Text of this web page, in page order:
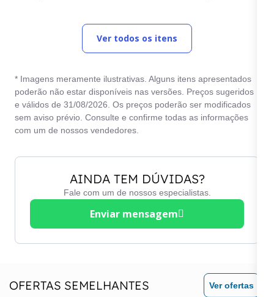
Computador de bordo
Direção elétrica
Travas elétricas
Ver todos os itens
* Imagens meramente ilustrativas. Alguns itens apresentados
poderão não estar disponíveis nas versões. Preços sugeridos
e válidos de 31/08/2026. Os preços poderão ser modificados
sem aviso prévio. Consulte e confirme todas as informações
com um de nossos vendedores.
AINDA TEM DÚVIDAS?
Fale com um de nossos especialistas.
Enviar mensagem
OFERTAS SEMELHANTES Ver ofertas